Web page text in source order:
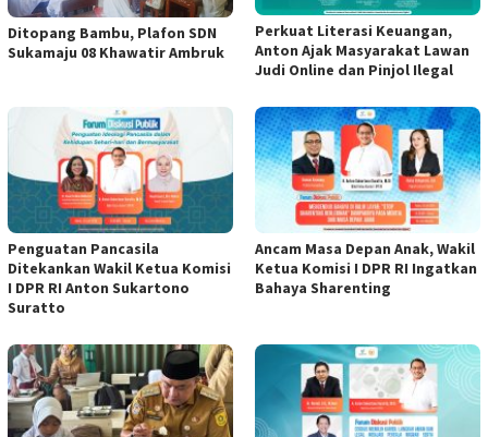
Ditopang Bambu, Plafon SDN
Sukamaju 08 Khawatir Ambruk
Perkuat Literasi Keuangan,
Anton Ajak Masyarakat Lawan
Judi Online dan Pinjol Ilegal
Penguatan Pancasila
Ditekankan Wakil Ketua Komisi
I DPR RI Anton Sukartono
Suratto
Ancam Masa Depan Anak, Wakil
Ketua Komisi I DPR RI Ingatkan
Bahaya Sharenting